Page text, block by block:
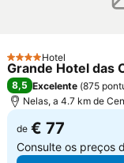
Mizarela
Coimbra
4 Estrelas
Hotel
Grande Hotel das
8,5 Excelente (875
Nelas, a 4.7 km de
de € 77
Consulte os preços